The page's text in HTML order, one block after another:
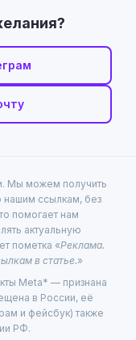
Мы можем получить
нашим ссылкам, без
помогает нам
актуальную
пометка «Реклама.
в статье.»
Meta* — признана
в России, её
и фейсбук) также
РФ.